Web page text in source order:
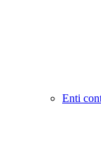
Enti